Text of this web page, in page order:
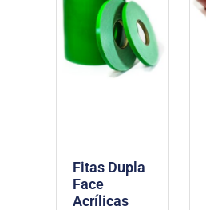
Fitas Dupla
Face
Acrílicas